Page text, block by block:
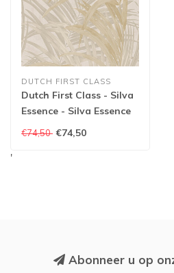
DUTCH FIRST CLASS
Dutch First Class - Silva
Essence - Silva Essence
Breeze creme - 21138
€74,50 €74,50
'
Abonneer u op